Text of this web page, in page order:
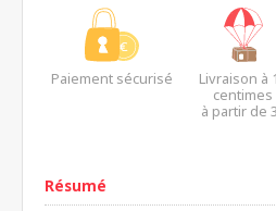
Paiement sécurisé
Livraison à
centimes
à partir de
Résumé